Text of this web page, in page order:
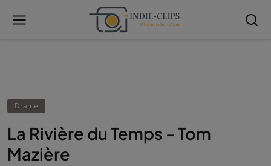
Drame
La Rivière du Temps - Tom
Mazière